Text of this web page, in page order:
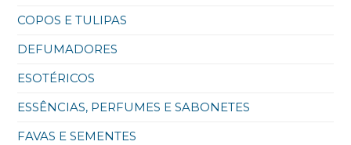
COPOS E TULIPAS
DEFUMADORES
ESOTÉRICOS
ESSÊNCIAS, PERFUMES E SABONETES
FAVAS E SEMENTES